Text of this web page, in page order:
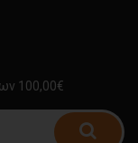
100,00€